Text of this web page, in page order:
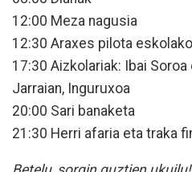
12:00 Meza nagusia
12:30 Araxes pilota
17:30 Aizkolariak: Ibai
Jarraian, Inguruxoa
20:00 Sari banaketa
21:30 Herri afaria eta traka